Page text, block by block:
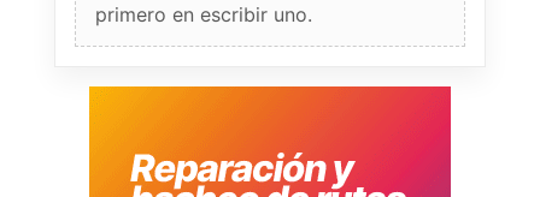
primero en escribir uno.